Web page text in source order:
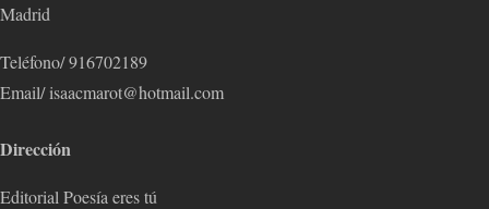
Madrid
Teléfono/ 916702189
Email/ isaacmarot@hotmail.com
Dirección
Editorial Poesía eres tú